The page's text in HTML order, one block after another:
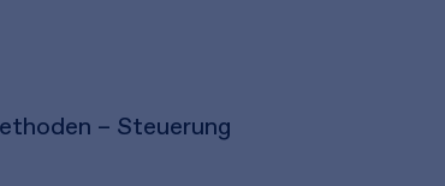
– Steuerung